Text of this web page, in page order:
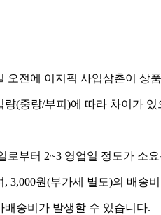
오전에 이지픽 사입삼촌이 상
(중량/부피)에 따라 차이가
로부터 2~3 영업일 정도가 소
3,000원(부가세 별도)의 배송
송비가 발생할 수 있습니다.